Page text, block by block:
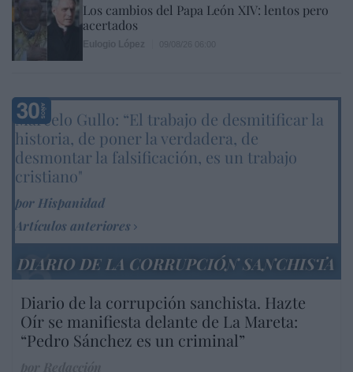
Los cambios del Papa León XIV: lentos pero
acertados
Marcelo Gullo: “El trabajo de desmitificar la
historia, de poner la verdadera, de
desmontar la falsificación, es un trabajo
cristiano"
por Hispanidad
Artículos anteriores
DIARIO DE LA CORRUPCIÓN SANCHISTA
Diario de la corrupción sanchista. Hazte
Oír se manifiesta delante de La Mareta:
“Pedro Sánchez es un criminal”